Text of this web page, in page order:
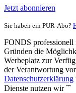
Jetzt abonnieren
Sie haben ein PUR-Abo?
FONDS professionell
Gründen die
Werbeplatz zur
der Verantwortung
Datenschutzerklärung
Dienste nutzen wir